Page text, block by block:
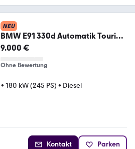
NEU
BMW E91 330d Automatik Touring
M-Paket Le ...
9.000 €
Ohne Bewertung
• 180 kW (245 PS) • Diesel
Kontakt Parken